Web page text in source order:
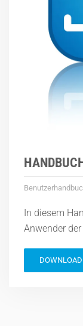
In diesem
Anwender
DOWNLOAD